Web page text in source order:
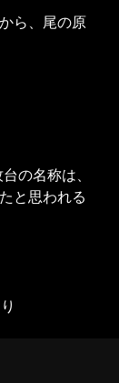
ら、尾の原
の名称は、
と思われる